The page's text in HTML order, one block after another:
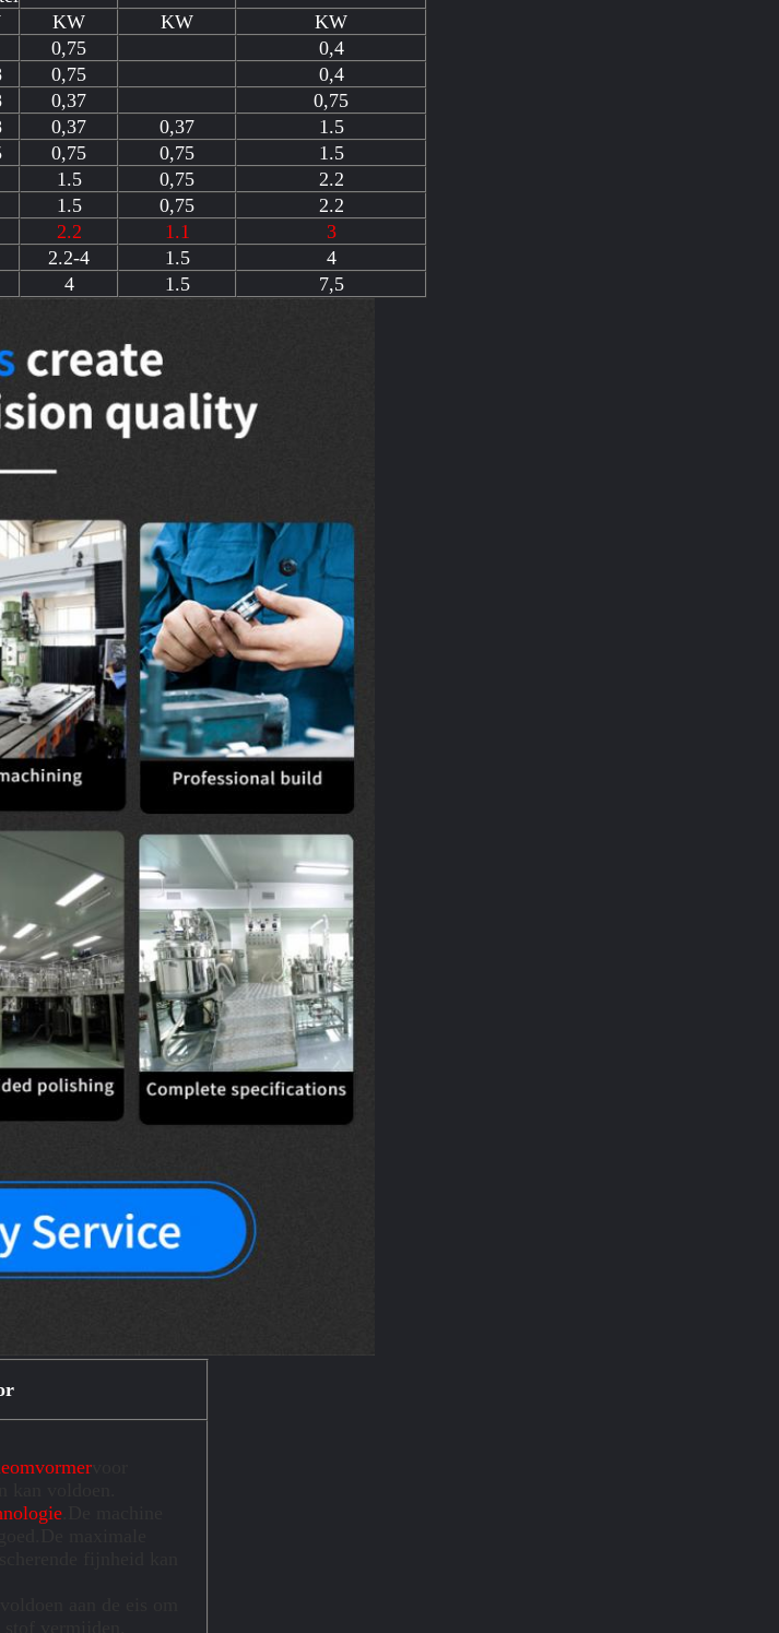
je snel terug!
KW KW
KW
0,75
0,4
0,75
0,4
0,37
0,75
0,37 0,37
1.5
0,75 0,75
1.5
1.5 0,75
2.2
1.5 0,75
2.2
2.2 1.1
3
2.2-4 1.5
4
4 1.5 7,5